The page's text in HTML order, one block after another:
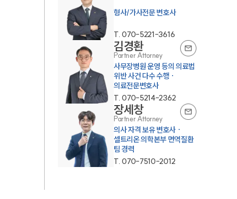
형사/가사전문 변호사
T.070-5221-3616
김경환
Partner Attorney
사무장병원 운영 등의 의료법
위반 사건 다수 수행 ·
의료전문변호사
T.070-5214-2362
장세창
Partner Attorney
의사 자격 보유 변호사 ·
셀트리온 의학본부 면역질환
팀 경력
T.070-7510-2012